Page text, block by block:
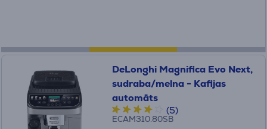
DeLonghi Magnifica Evo Next,
sudraba/melna - Kafijas
automāts
(5)
ECAM310.80SB